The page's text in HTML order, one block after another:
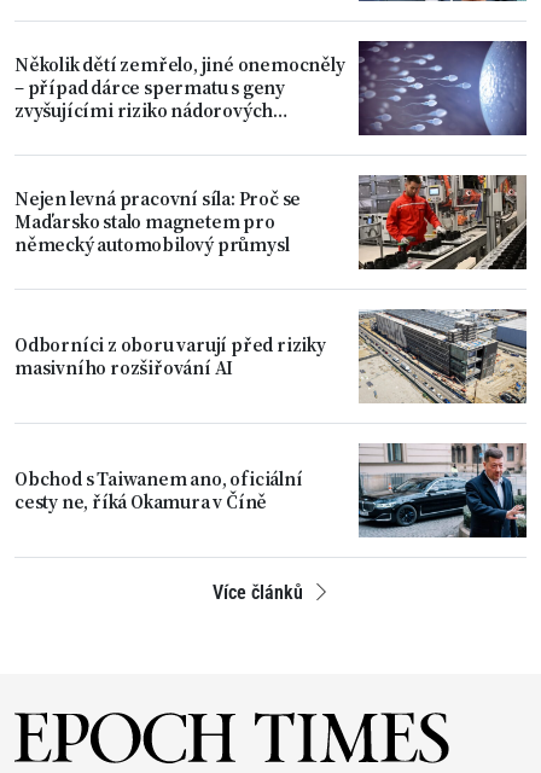
Několik dětí zemřelo, jiné onemocněly
– případ dárce spermatu s geny
zvyšujícími riziko nádorových
Nejen levná pracovní síla: Proč se
Maďarsko stalo magnetem pro
německý automobilový průmysl
Odborníci z oboru varují před riziky
masivního rozšiřování AI
Obchod s Taiwanem ano, oficiální
cesty ne, říká Okamura v Číně
Více článků